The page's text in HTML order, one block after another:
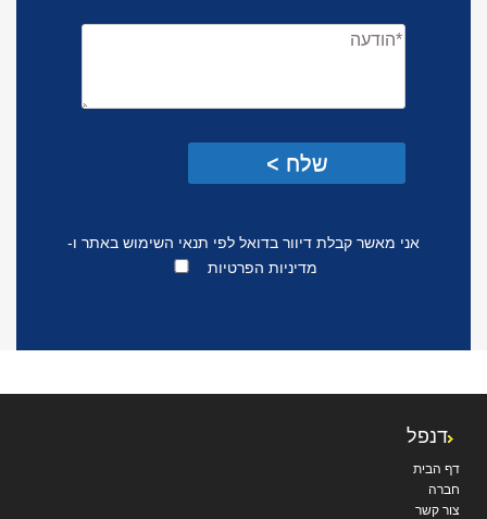
this
leave
empty.
אני מאשר קבלת דיוור בדואל לפי תנאי השימוש באתר ו-
מדיניות הפרטיות
דנפל
דף הבית
חברה
צור קשר